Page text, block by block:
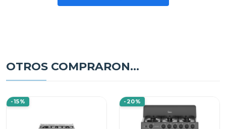
OTROS COMPRARON...
-15% -20%